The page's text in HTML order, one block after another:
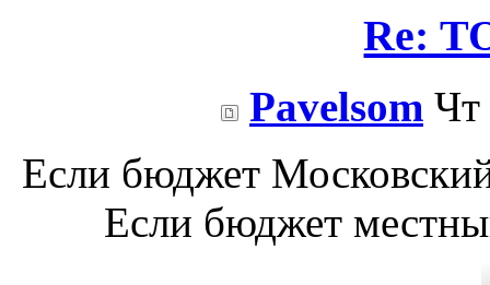
Re:
Pavelsom Чт
Если бюджет
Если бюджет